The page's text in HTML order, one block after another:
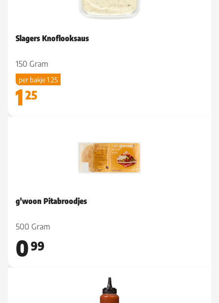
Slagers Knoflooksaus
150 Gram
per bakje 1.25
1 25
g'woon Pitabroodjes
500 Gram
099